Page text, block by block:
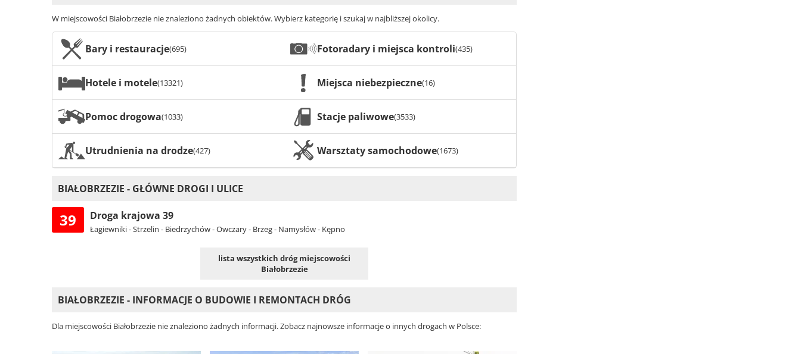
W miejscowości Białobrzezie nie znaleziono żadnych obiektów. Wybierz kategorię i szukaj w najbliższej okolicy.
Bary i restauracje(695) Fotoradary i miejsca kontroli(435)
Hotele i motele(13321) Miejsca niebezpieczne(16)
Pomoc drogowa(1033) Stacje paliwowe(3533)
Utrudnienia na drodze(427) Warsztaty samochodowe(1673)
BIAŁOBRZEZIE - GŁÓWNE DROGI I ULICE
39 Droga krajowa 39
Łagiewniki - Strzelin - Biedrzychów - Owczary - Brzeg - Namysłów - Kępno
lista wszystkich dróg miejscowości
Białobrzezie
BIAŁOBRZEZIE - INFORMACJE O BUDOWIE I REMONTACH DRÓG
Dla miejscowości Białobrzezie nie znaleziono żadnych informacji. Zobacz najnowsze informacje o innych drogach w Polsce: